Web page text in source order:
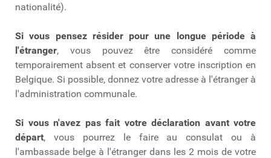
nationalité).
Si vous pensez résider pour une longue période à
l'étranger, vous pouvez être considéré comme
temporairement absent et conserver votre inscription en
Belgique. Si possible, donnez votre adresse à l'étranger à
l'administration communale.
Si vous n'avez pas fait votre déclaration avant votre
départ, vous pourrez le faire au consulat ou à
l'ambassade belge à l'étranger dans les 2 mois de votre